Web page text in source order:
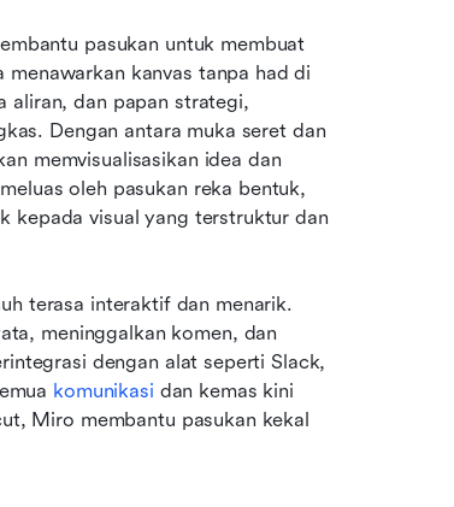
pasukan untuk membuat
menawarkan kanvas tanpa had di
aliran, dan papan strategi,
Dengan antara muka seret dan
memvisualisasikan idea dan
oleh pasukan reka bentuk,
kepada visual yang terstruktur dan
terasa interaktif dan menarik.
meninggalkan komen, dan
dengan alat seperti Slack,
komunikasi dan kemas kini
Miro membantu pasukan kekal